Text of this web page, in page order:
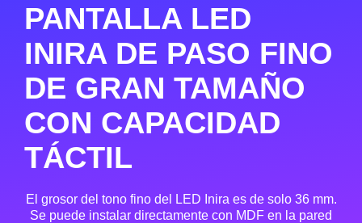
PANTALLA LED
INIRA DE PASO FINO
DE GRAN TAMAÑO
CON CAPACIDAD
TÁCTIL
El grosor del tono fino del LED Inira es de solo 36 mm.
Se puede instalar directamente con MDF en la pared